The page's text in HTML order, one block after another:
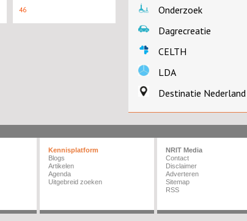
46
Onderzoek
Dagrecreatie
CELTH
LDA
Destinatie Nederland
Kennisplatform
Blogs
Artikelen
Agenda
Uitgebreid zoeken
NRIT Media
Contact
Disclaimer
Adverteren
Sitemap
RSS